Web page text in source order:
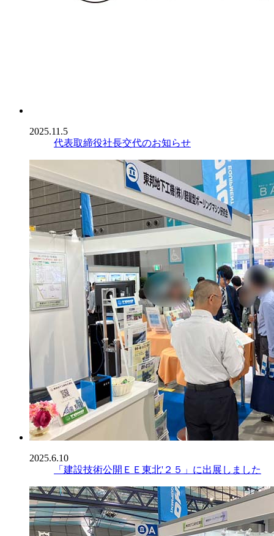
2025.11.5
代表取締役社長交代のお知らせ
2025.6.10
「建設技術公開ＥＥ東北'２５」に出展しました